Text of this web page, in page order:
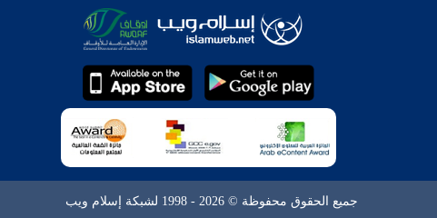
جميع الحقوق محفوظة © 2026 - 1998 لشبكة إسلام ويب